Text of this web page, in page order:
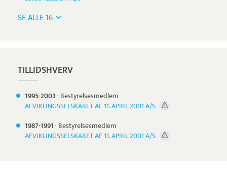
SE ALLE 16
TILLIDSHVERV
1995-2003· Bestyrelsesmedlem
AFVIKLINGSSELSKABET AF 11. APRIL 2001 A/S
1987-1991· Bestyrelsesmedlem
AFVIKLINGSSELSKABET AF 11. APRIL 2001 A/S